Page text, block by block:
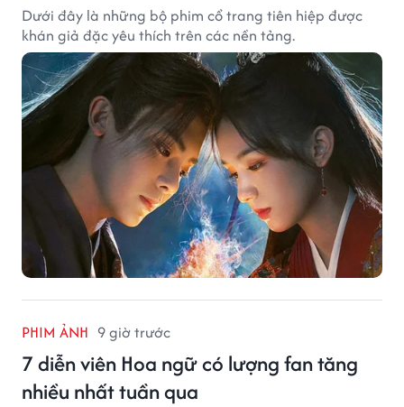
Dưới đây là những bộ phim cổ trang tiên hiệp được
khán giả đặc yêu thích trên các nền tảng.
PHIM ẢNH 9 giờ trước
7 diễn viên Hoa ngữ có lượng fan tăng
nhiều nhất tuần qua